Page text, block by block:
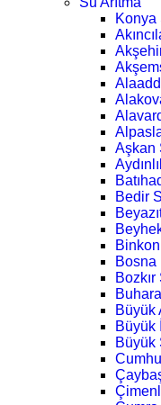
Konya
Aşkan
Bedir
Bosna
Bozkır
Büyük
Büyük
Büyük